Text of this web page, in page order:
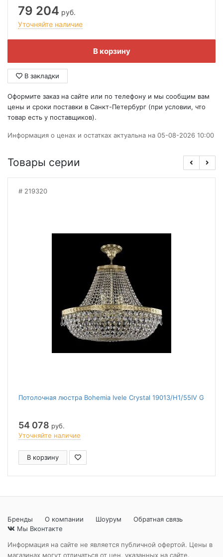
79 204 руб.
Уточняйте наличие
В корзину
В закладки
Оформите заказ на сайте или по телефону и мы сообщим вам
цены и сроки поставки в Санкт-Петербург (при условии, что
товар есть у поставщиков).
Информация о ценах и остатках актуальна на 05-08-2026 10:00
Товары серии
219320
Потолочная люстра Bohemia Ivele Crystal 19013/H1/55IV G
54 078 руб.
Уточняйте наличие
В корзину
Бренды О компании Шоурум
Обратная связь
Мы Вконтакте
Информация на сайте не является публичной офертой. Цены в
магазинах могут отличаться от цен, указанных на сайте.